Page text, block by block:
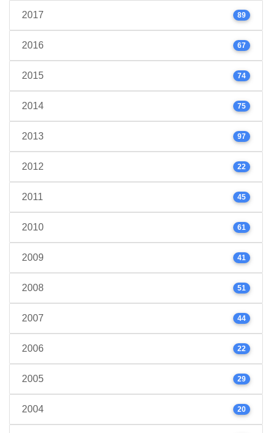
2017 89
2016 67
2015 74
2014 75
2013 97
2012 22
2011 45
2010 61
2009 41
2008 51
2007 44
2006 22
2005 29
2004 20